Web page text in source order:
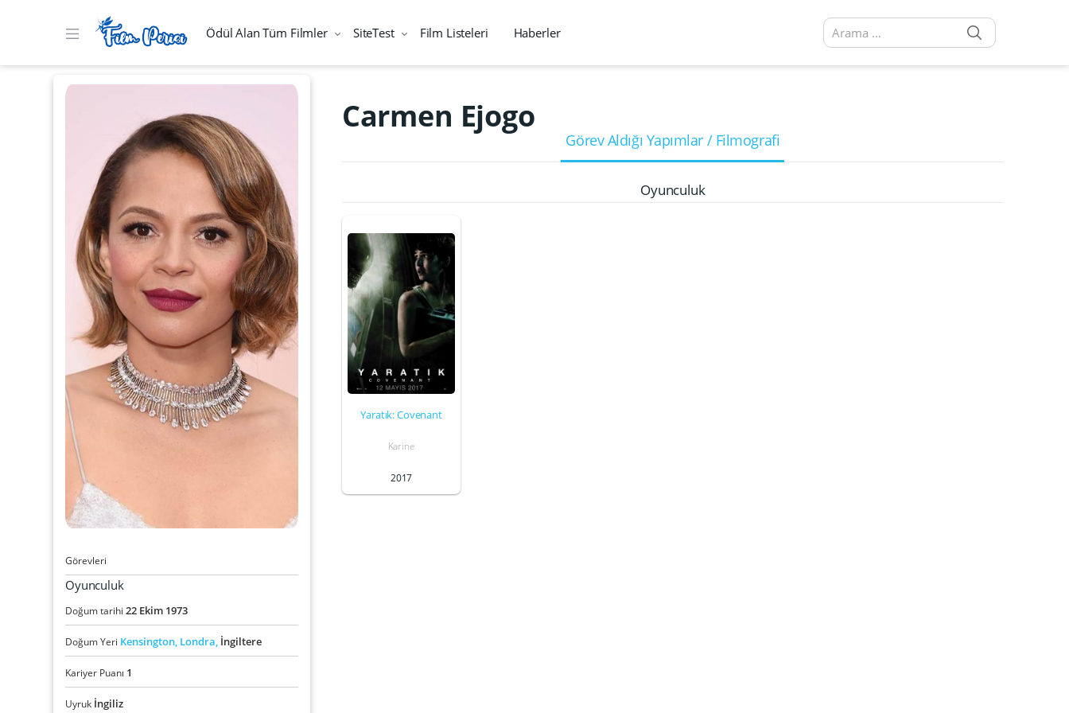
Ödül Alan Tüm Filmler SiteTest Film Listeleri Haberler
Arama sonuçları:
Görevleri
Oyunculuk
Doğum tarihi 22 Ekim 1973
Doğum Yeri Kensington, Londra, İngiltere
Kariyer Puanı 1
Uyruk İngiliz
Carmen Ejogo
Görev Aldığı Yapımlar / Filmografi
Oyunculuk
Yaratık: Covenant
Karine
2017